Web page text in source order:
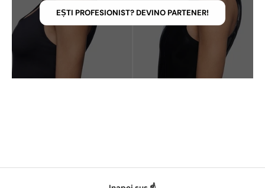
EȘTI PROFESIONIST? DEVINO PARTENER!